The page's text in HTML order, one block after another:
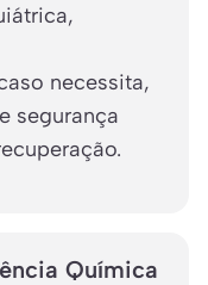
necessita,
segurança
Química